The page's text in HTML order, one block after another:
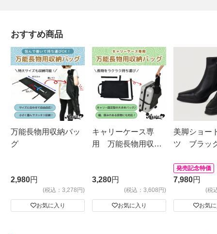
おすすめ商品
万能長物用収納バッ
グ
2,980円
(税込：3,278円)
お気に入り
キャリーケース専
用 万能長物用収納
3,280円
(税込：3,608円)
お気に入り
美脚ショー
ツ ブラッ
発売記念特価
7,980円
(税
お気